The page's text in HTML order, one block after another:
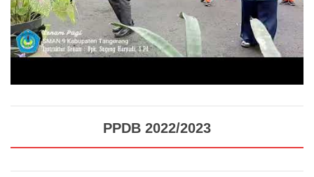
PPDB 2022/2023